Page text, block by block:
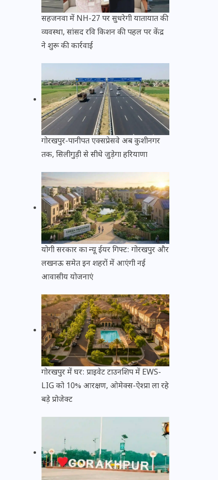
सहजनवा में NH-27 पर सुधरेगी यातायात की
व्यवस्था, सांसद रवि किशन की पहल पर केंद्र
ने शुरू की कार्रवाई
गोरखपुर-पानीपत एक्सप्रेसवे अब कुशीनगर
तक, सिलीगुड़ी से सीधे जुड़ेगा हरियाणा
योगी सरकार का न्यू ईयर गिफ्ट: गोरखपुर और
लखनऊ समेत इन शहरों में आएंगी नई
आवासीय योजनाएं
गोरखपुर में घर: प्राइवेट टाउनशिप में EWS-
LIG को 10% आरक्षण, ओमेक्स-ऐश्प्रा ला रहे
बड़े प्रोजेक्ट